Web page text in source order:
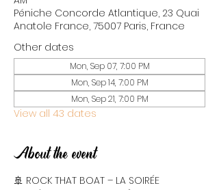
Péniche Concorde Atlantique, 23 Quai
Anatole France, 75007 Paris, France
Other dates
Mon, Sep 07, 7:00 PM
Mon, Sep 14, 7:00 PM
Mon, Sep 21, 7:00 PM
View all 43 dates
About the event
🚢 ROCK THAT BOAT – LA SOIRÉE